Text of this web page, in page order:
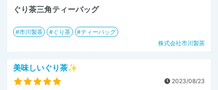
ぐり茶三角ティーバッグ
市川製茶 ぐり茶
ティーバッグ
株式会社市川製茶
美味しいぐり茶✨
2023/08/23